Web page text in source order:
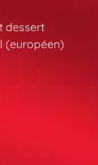
dessert
(européen)